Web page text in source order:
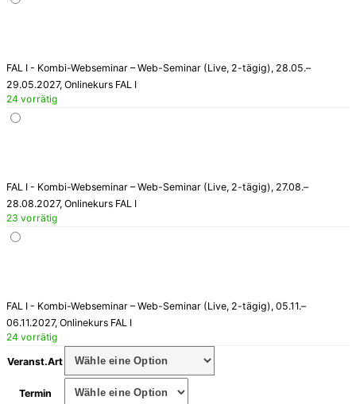
FAL I - Kombi-Webseminar – Web-Seminar (Live, 2-tägig), 28.05.–
29.05.2027, Onlinekurs FAL I
24 vorrätig
FAL I - Kombi-Webseminar – Web-Seminar (Live, 2-tägig), 27.08.–
28.08.2027, Onlinekurs FAL I
23 vorrätig
FAL I - Kombi-Webseminar – Web-Seminar (Live, 2-tägig), 05.11.–
06.11.2027, Onlinekurs FAL I
24 vorrätig
Veranst.Art
Termin